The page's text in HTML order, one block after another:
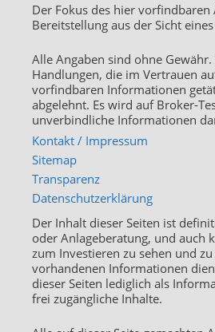
Der Fokus des hier vorfindbaren
Bereitstellung aus der Sicht
Alle Angaben sind ohne
Handlungen, die im Vertrauen
vorfindbaren Informationen
abgelehnt. Es wird auf Broker-
unverbindliche Informationen
Kontakt / Impressum
Sitemap
Transparenz
Datenschutzerklärung
Der Inhalt dieser Seiten ist
oder Anlageberatung, und auch
zum Investieren zu sehen und
vorhandenen Informationen
dieser Seiten lediglich als
frei zugängliche Inhalte.